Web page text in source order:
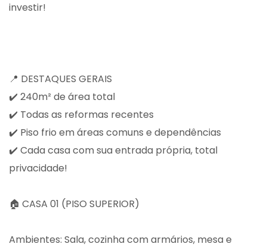
investir!
📍 DESTAQUES GERAIS
✔️ 240m² de área total
✔️ Todas as reformas recentes
✔️ Piso frio em áreas comuns e dependências
✔️ Cada casa com sua entrada própria, total
privacidade!
🏠 CASA 01 (PISO SUPERIOR)
Ambientes: Sala, cozinha com armários, mesa e